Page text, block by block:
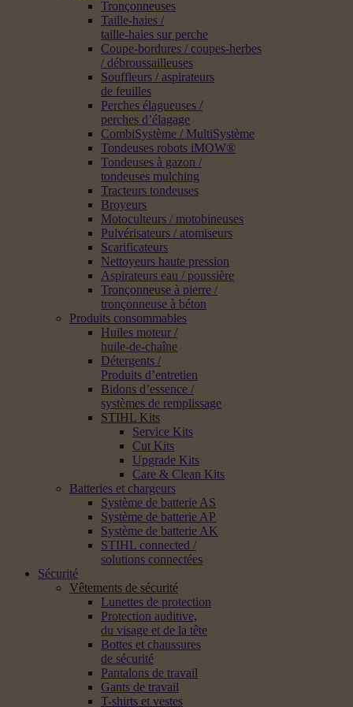
Tronçonneuses
Taille-haies /
taille-haies sur perche
Coupe-bordures / coupes-herbes
/ débroussailleuses
Souffleurs / aspirateurs
de feuilles
Perches élagueuses /
perches d’élagage
CombiSystème / MultiSystème
Tondeuses robots iMOW®
Tondeuses à gazon /
tondeuses mulching
Tracteurs tondeuses
Broyeurs
Motoculteurs / motobineuses
Pulvérisateurs / atomiseurs
Scarificateurs
Nettoyeurs haute pression
Aspirateurs eau / poussière
Tronçonneuse à pierre /
tronçonneuse à béton
Produits consommables
Huiles moteur /
huile-de-chaîne
Détergents /
Produits d’entretien
Bidons d’essence /
systèmes de remplissage
STIHL Kits
Service Kits
Cut Kits
Upgrade Kits
Care & Clean Kits
Batteries et chargeurs
Système de batterie AS
Système de batterie AP
Système de batterie AK
STIHL connected /
solutions connectées
Sécurité
Vêtements de sécurité
Lunettes de protection
Protection auditive,
du visage et de la tête
Bottes et chaussures
de sécurité
Pantalons de travail
Gants de travail
T-shirts et vestes